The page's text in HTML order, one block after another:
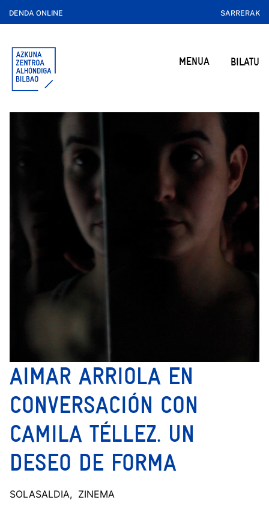
DENDA ONLINE SARRERAK
MENUA BILATU
AIMAR ARRIOLA EN
CONVERSACIÓN CON
CAMILA TÉLLEZ. UN
DESEO DE FORMA
SOLASALDIA, ZINEMA